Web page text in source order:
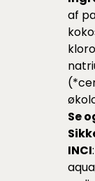
af
Se
INCI